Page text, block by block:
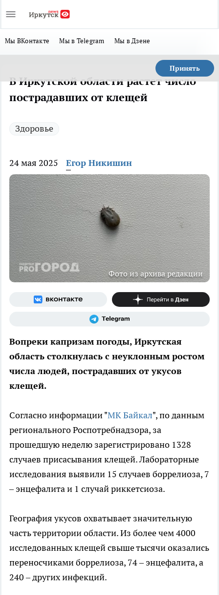
Мы ВКонтакте Мы в Telegram Мы в Дзене
Принять
В Иркутской области растет число
пострадавших от клещей
Здоровье
24 мая 2025 Егор Никишин
Фото из архива редакции
Вопреки капризам погоды, Иркутская
область столкнулась с неуклонным ростом
числа людей, пострадавших от укусов
клещей.
Согласно информации "МК Байкал", по данным
регионального Роспотребнадзора, за
прошедшую неделю зарегистрировано 1328
случаев присасывания клещей. Лабораторные
исследования выявили 15 случаев боррелиоза, 7
– энцефалита и 1 случай риккетсиоза.
География укусов охватывает значительную
часть территории области. Из более чем 4000
исследованных клещей свыше тысячи оказались
переносчиками боррелиоза, 74 – энцефалита, а
240 – других инфекций.